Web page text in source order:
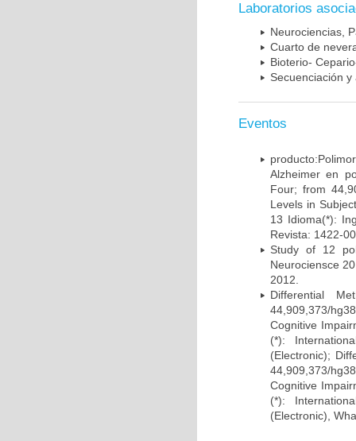
Laboratorios
Neurociencias,
Cuarto de
Bioterio-
Secuenciación
Eventos
Alzheimer en
Four; from
Levels in
13 Idioma(*):
Revista: 1422-
Study of 12
Neurociensce
2012.
Differential
44,909,373/
Cognitive
(*):
(Electronic);
44,909,373/
Cognitive
(*):
(Electronic),